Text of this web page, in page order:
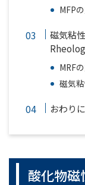
MFP
磁気粘
MRF
磁気
おわりに
酸化物磁